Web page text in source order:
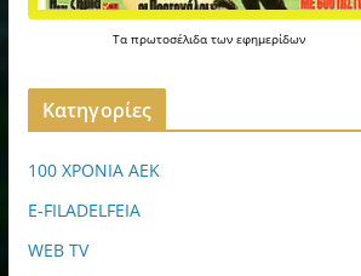
Ταπρωτοσέλιδατωνεφημερίδων
Kατηγορίες
100 ΧΡΟΝΙΑ ΑΕΚ
E-FILADELFEIA
WEB TV